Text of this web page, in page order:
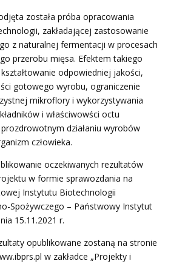
została próba opracowania
zakładającej zastosowanie
z naturalnej fermentacji w procesach
przerobu mięsa. Efektem takiego
odpowiedniej jakości,
gotowego wyrobu, ograniczenie
mikroflory i wykorzystywania
i właściwowści octu
działaniu wyrobów
człowieka.
oczekiwanych rezultatów
w formie sprawozdania na
Instytutu Biotechnologii
Spożywczego – Państwowy Instytut
15.11.2021 r.
opublikowane zostaną na stronie
w zakładce „Projekty i